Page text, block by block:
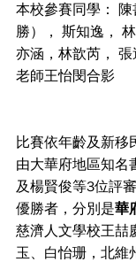
本校參賽同學：
勝）， 斯知逸，
亦涵，林歆芮，
老師王怡閔合影
比賽依年齡及新移
由大華府地區知名
及楊賢俊等3位評
優勝者，分別是華
慈濟人文學校王喆
玉、白怡珊，北維